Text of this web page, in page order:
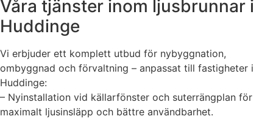
Våra tjänster inom ljusbrunnar i
Huddinge
Vi erbjuder ett komplett utbud för nybyggnation,
ombyggnad och förvaltning – anpassat till fastigheter i
Huddinge:
– Nyinstallation vid källarfönster och suterrängplan för
maximalt ljusinsläpp och bättre användbarhet.